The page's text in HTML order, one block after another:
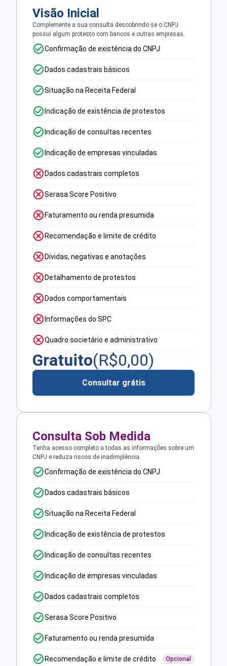
Visão Inicial
Complemente a sua consulta descobrindo se o CNPJ
possui algum protesto com bancos e outras empresas.
Confirmação de existência do CNPJ
Dados cadastrais básicos
Situação na Receita Federal
Indicação de existência de protestos
Indicação de consultas recentes
Indicação de empresas vinculadas
Dados cadastrais completos
Serasa Score Positivo
Faturamento ou renda presumida
Recomendação e limite de crédito
Dívidas, negativas e anotações
Detalhamento de protestos
Dados comportamentais
Informações do SPC
Quadro societário e administrativo
Gratuito(R$0,00)
Consultar grátis
Consulta Sob Medida
Tenha acesso completo a todas as informações sobre um
CNPJ e reduza riscos de inadimplência.
Confirmação de existência do CNPJ
Dados cadastrais básicos
Situação na Receita Federal
Indicação de existência de protestos
Indicação de consultas recentes
Indicação de empresas vinculadas
Dados cadastrais completos
Serasa Score Positivo
Faturamento ou renda presumida
Recomendação e limite de crédito Opcional